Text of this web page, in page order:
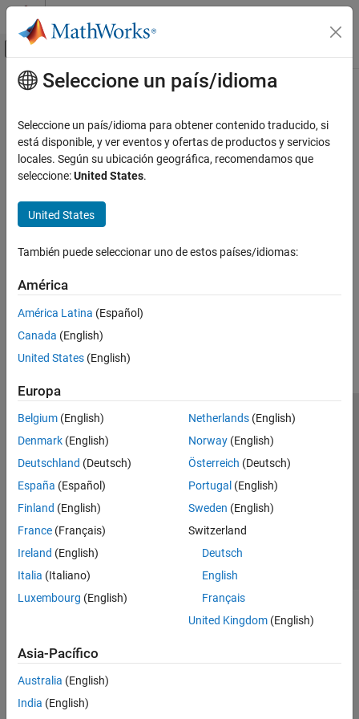
Saltar al contenido
Mostrar/ocultar menú de navegación
Inicio de Documentación
Contenido principal
¿Qué tan útil fue esta traducción?
Seleccione un país/idioma
Seleccione un país/idioma para obtener contenido traducido, si
está disponible, y ver eventos y ofertas de productos y servicios
locales. Según su ubicación geográfica, recomendamos que
seleccione:United States.
United States
También puede seleccionar uno de estos países/idiomas:
América
América Latina (Español)
Canada (English)
United States (English)
Europa
Belgium (English)
Denmark (English)
Deutschland (Deutsch)
España (Español)
Finland (English)
France (Français)
Ireland (English)
Italia (Italiano)
Luxembourg (English)
Netherlands(English)
Norway(English)
Österreich (Deutsch)
Portugal (English)
Sweden (English)
Switzerland
Deutsch
English
Français
United Kingdom(English)
Asia-Pacífico
Australia (English)
India (English)
Centro de confianza
Marcas comerciales
Política de privacidad
Antipiratería
Estado de las aplicaciones
Información de contacto
© 1994-2026 The MathWorks, Inc.